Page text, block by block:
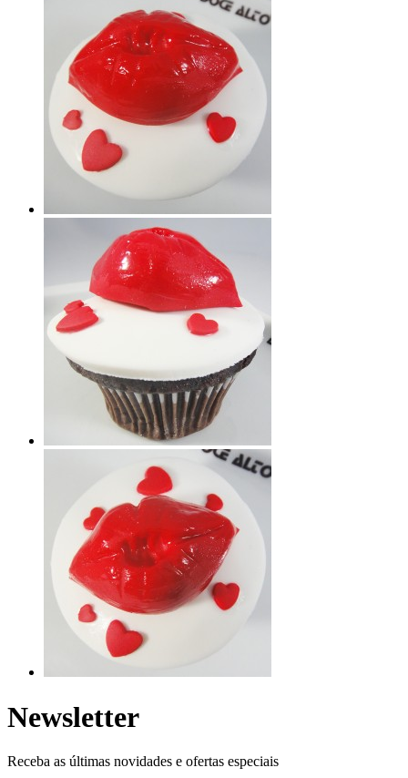
Newsletter
Receba as últimas novidades e ofertas especiais